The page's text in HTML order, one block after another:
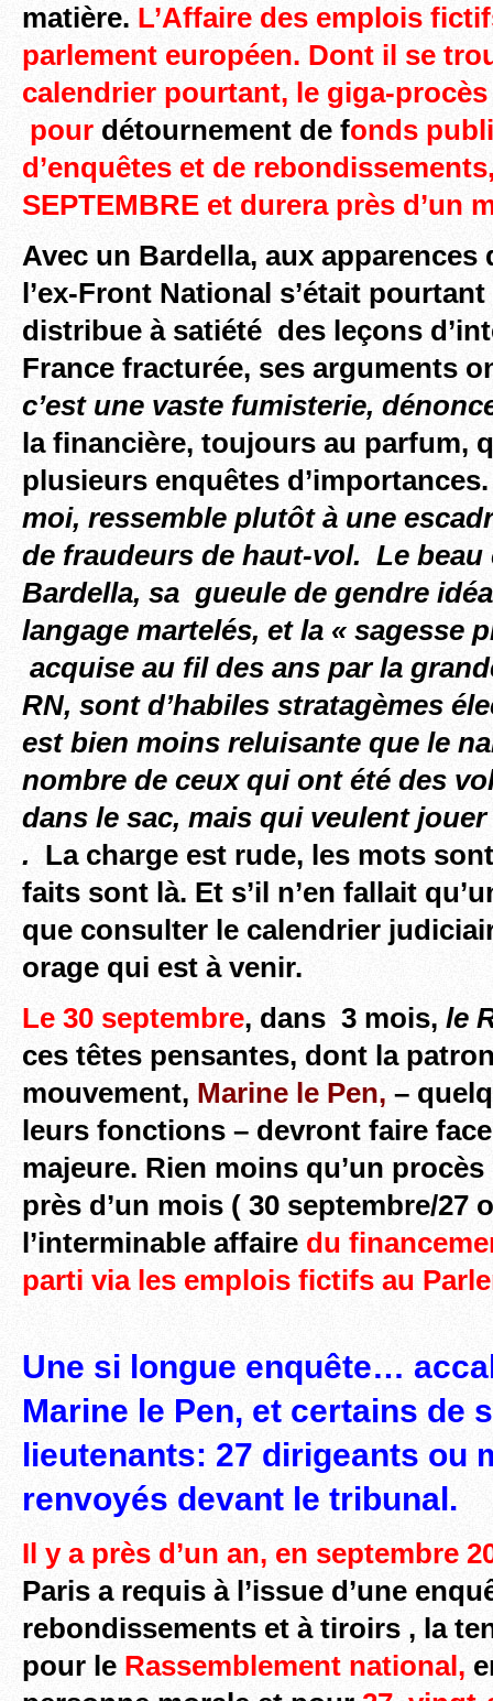
matière. L’Affaire des emplois
parlement européen. Dont il se
calendrier pourtant, le giga-
pour détournement de fonds
d’enquêtes et de
SEPTEMBRE et durera près d’un
Avec un Bardella, aux apparences
l’ex-Front National s’était
distribue à satiété des leçons
France fracturée, ses arguments
c’est une vaste fumisterie,
la financière, toujours au parfum,
plusieurs enquêtes d’importances.
moi, ressemble plutôt à une
de fraudeurs de haut-vol. Le beau
Bardella, sa gueule de gendre
langage martelés, et la « sagesse
acquise au fil des ans par la
RN, sont d’habiles stratagèmes
est bien moins reluisante que le
nombre de ceux qui ont été des
dans le sac, mais qui veulent
.
La charge est rude, les mots
faits sont là. Et s’il n’en fallait
que consulter le calendrier
orage qui est à venir.
Le 30 septembre, dans 3 mois, le
ces têtes pensantes, dont la
mouvement, Marine le Pen, –
leurs fonctions – devront faire
majeure. Rien moins qu’un
près d’un mois ( 30 septembre/27
l’interminable affaire du
parti via les emplois fictifs au
Une si longue enquête…
Marine le Pen, et certains de
lieutenants: 27 dirigeants ou
renvoyés devant le tribunal.
Il y a près d’un an, en septembre
Paris a requis à l’issue d’une
rebondissements et à tiroirs , la
pour le Rassemblement national,